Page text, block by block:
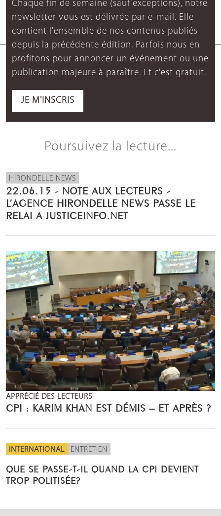
Chaque fin de semaine (sauf exceptions), notre
newsletter vous est délivrée par e-mail. Elle
contient l'ensemble de nos contenus publiés
depuis la précédente édition. Parfois nous en
profitons pour annoncer un événement ou une
publication majeure à paraître. Et c'est gratuit.
JE M'INSCRIS
Poursuivez la lecture...
HIRONDELLE NEWS
22.06.15 - NOTE AUX LECTEURS -
L’AGENCE HIRONDELLE NEWS PASSE LE
RELAI A JUSTICEINFO.NET
APPRÉCIÉ DES LECTEURS
CPI : KARIM KHAN EST DÉMIS – ET APRÈS ?
INTERNATIONAL ENTRETIEN
QUE SE PASSE-T-IL QUAND LA CPI DEVIENT
TROP POLITISÉE?